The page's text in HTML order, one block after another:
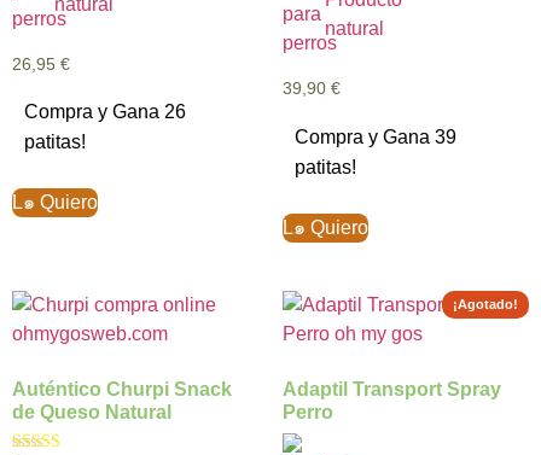
26,95 €
Compra y Gana 26
patitas!
L๑ Quiero
39,90 €
Compra y Gana 39
patitas!
L๑ Quiero
Auténtico Churpi Snack
de Queso Natural
Adaptil Transport Spray
Perro
¡Agotado!